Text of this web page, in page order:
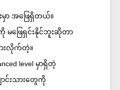
မှာ အဖြေရှိတယ်။
မဖြေရှင်းနိုင်ဘူးဆိုတာ
းလိုက်တဲ့။
level မှာရှိတဲ့
ာင်းသားတွေကို